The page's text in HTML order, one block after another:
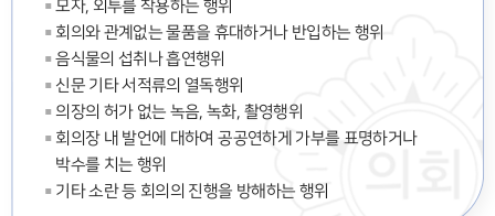
모자, 외투를 착용하는 행위
회의와 관계없는 물품을 휴대하거나 반입하는 행위
음식물의 섭취나 흡연행위
신문 기타 서적류의 열독행위
의장의 허가 없는 녹음, 녹화, 촬영행위
회의장 내 발언에 대하여 공공연하게 가부를 표명하거나
박수를 치는 행위
기타 소란 등 회의의 진행을 방해하는 행위